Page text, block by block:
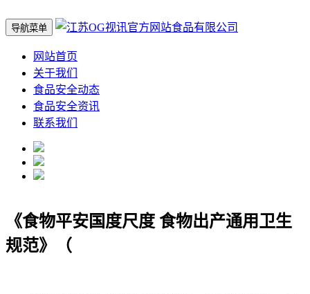
导航菜单
网站首页
关于我们
食品安全动态
食品安全资讯
联系我们
《食物平安国度尺度 食物出产通用卫生
规范》（